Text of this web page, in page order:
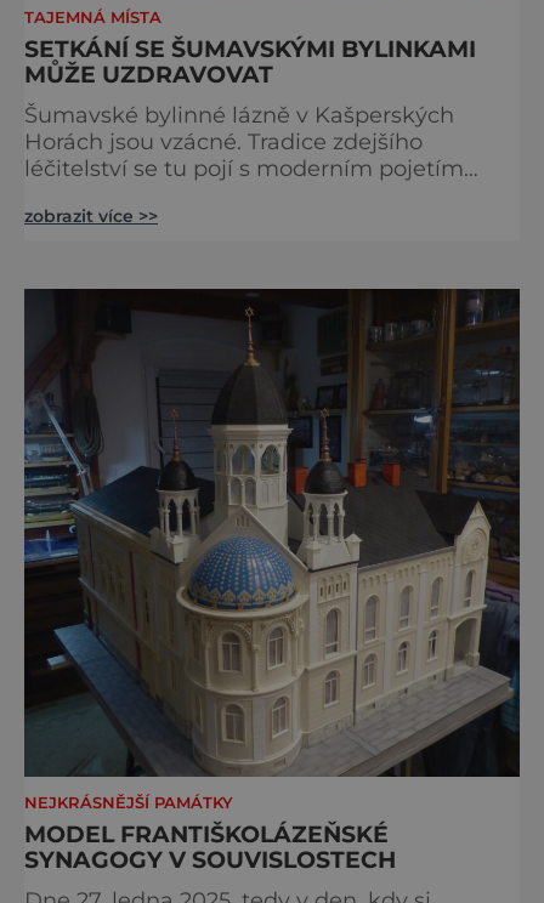
TAJEMNÁ MÍSTA
SETKÁNÍ SE ŠUMAVSKÝMI BYLINKAMI
MŮŽE UZDRAVOVAT
Šumavské bylinné lázně v Kašperských
Horách jsou vzácné. Tradice zdejšího
léčitelství se tu pojí s moderním pojetím
naprosto výjimečné a přitom vlastně totálně
přímo v historickém centru městečka
nedaleko řeky Otavy, po
zobrazit více >>
NEJKRÁSNĚJŠÍ PAMÁTKY
MODEL FRANTIŠKOLÁZEŇSKÉ
SYNAGOGY V SOUVISLOSTECH